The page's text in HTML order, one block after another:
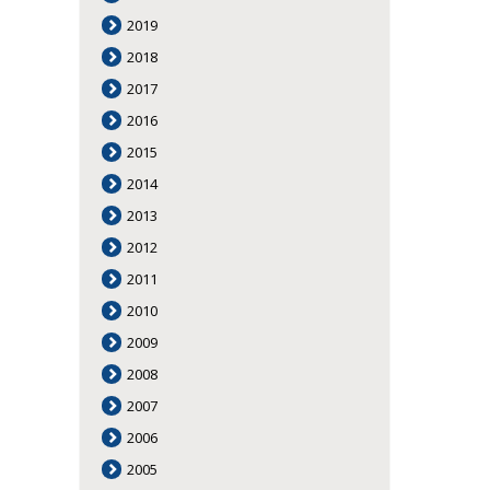
2019
2018
2017
2016
2015
2014
2013
2012
2011
2010
2009
2008
2007
2006
2005